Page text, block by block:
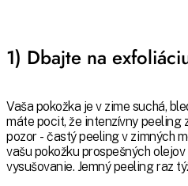
1) Dbajte na
Vaša pokožka je v zime suchá,
máte pocit, že intenzívny peeling
pozor - častý peeling v zimných
vašu pokožku prospešných
vysušovanie. Jemný peeling raz